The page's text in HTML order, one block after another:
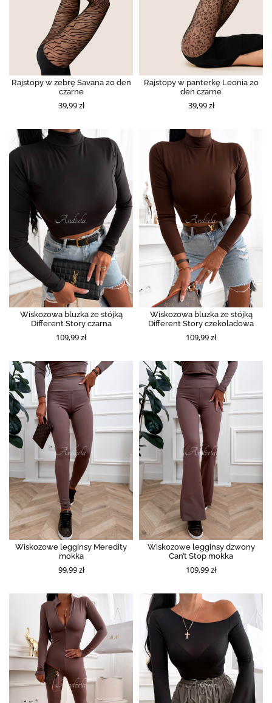
Rajstopy w zebrę Savana 20 den
czarne
39,99 zł
Rajstopy w panterkę Leonia 20
den czarne
39,99 zł
Wiskozowa bluzka ze stójką
Different Story czarna
109,99 zł
Wiskozowa bluzka ze stójką
Different Story czekoladowa
109,99 zł
Wiskozowe legginsy Meredity
mokka
99,99 zł
Wiskozowe legginsy dzwony
Can’t Stop mokka
109,99 zł